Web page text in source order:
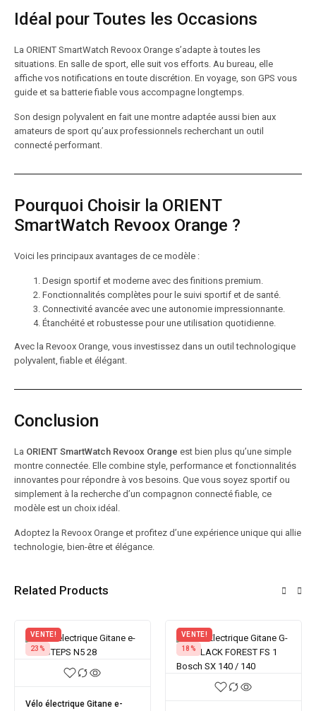
Idéal pour Toutes les Occasions
La ORIENT SmartWatch Revoox Orange s’adapte à toutes les
situations. En salle de sport, elle suit vos efforts. Au bureau, elle
affiche vos notifications en toute discrétion. En voyage, son GPS vous
guide et sa batterie fiable vous accompagne longtemps.
Son design polyvalent en fait une montre adaptée aussi bien aux
amateurs de sport qu’aux professionnels recherchant un outil
connecté performant.
Pourquoi Choisir la ORIENT
SmartWatch Revoox Orange ?
Voici les principaux avantages de ce modèle :
Design sportif et moderne avec des finitions premium.
Fonctionnalités complètes pour le suivi sportif et de santé.
Connectivité avancée avec une autonomie impressionnante.
Étanchéité et robustesse pour une utilisation quotidienne.
Avec la Revoox Orange, vous investissez dans un outil technologique
polyvalent, fiable et élégant.
Conclusion
La ORIENT SmartWatch Revoox Orange est bien plus qu’une simple
montre connectée. Elle combine style, performance et fonctionnalités
innovantes pour répondre à vos besoins. Que vous soyez sportif ou
simplement à la recherche d’un compagnon connecté fiable, ce
modèle est un choix idéal.
Adoptez la Revoox Orange et profitez d’une expérience unique qui allie
technologie, bien-être et élégance.
Related Products
VENTE!
23%
Vélo électrique Gitane e-
VENTE!
18%